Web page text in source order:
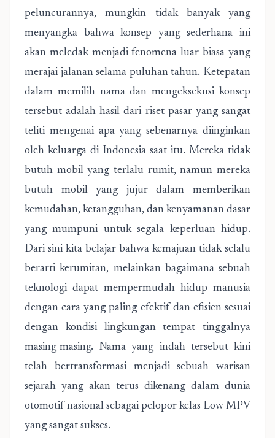
peluncurannya, mungkin tidak banyak yang
menyangka bahwa konsep yang sederhana ini
akan meledak menjadi fenomena luar biasa yang
merajai jalanan selama puluhan tahun. Ketepatan
dalam memilih nama dan mengeksekusi konsep
tersebut adalah hasil dari riset pasar yang sangat
teliti mengenai apa yang sebenarnya diinginkan
oleh keluarga di Indonesia saat itu. Mereka tidak
butuh mobil yang terlalu rumit, namun mereka
butuh mobil yang jujur dalam memberikan
kemudahan, ketangguhan, dan kenyamanan dasar
yang mumpuni untuk segala keperluan hidup.
Dari sini kita belajar bahwa kemajuan tidak selalu
berarti kerumitan, melainkan bagaimana sebuah
teknologi dapat mempermudah hidup manusia
dengan cara yang paling efektif dan efisien sesuai
dengan kondisi lingkungan tempat tinggalnya
masing-masing. Nama yang indah tersebut kini
telah bertransformasi menjadi sebuah warisan
sejarah yang akan terus dikenang dalam dunia
otomotif nasional sebagai pelopor kelas Low MPV
yang sangat sukses.